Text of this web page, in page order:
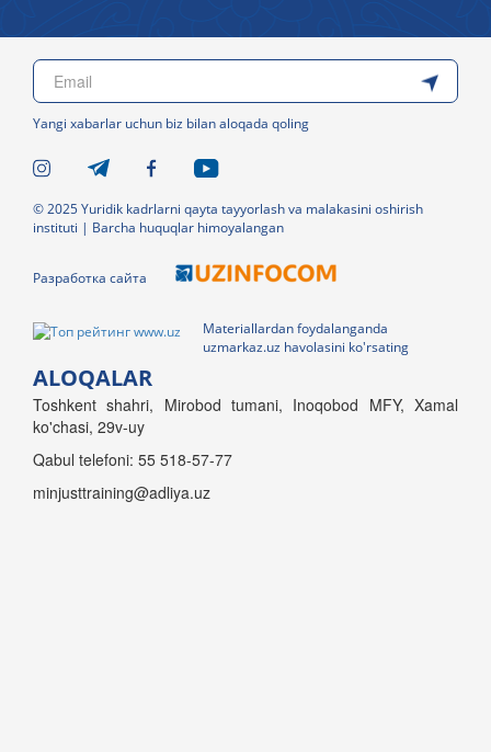
Yangi xabarlar uchun biz bilan aloqada qoling
© 2025 Yuridik kadrlarni qayta tayyorlash va malakasini oshirish
instituti | Barcha huquqlar himoyalangan
Разработка сайта
Materiallardan foydalanganda
uzmarkaz.uz havolasini ko'rsating
ALOQALAR
Toshkent shahri, Mirobod tumani, Inoqobod MFY, Xamal
ko'chasi, 29v-uy
Qabul telefoni: 55 518-57-77
minjusttraining@adliya.uz